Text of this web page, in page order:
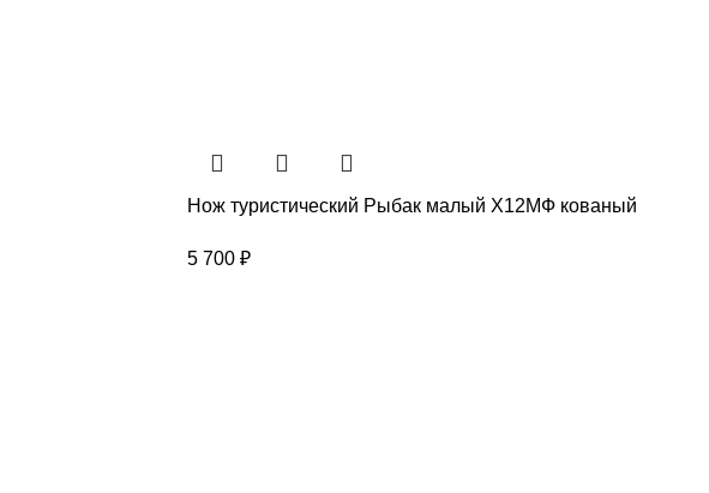
Нож туристический Рыбак малый Х12МФ кованый
5 700₽